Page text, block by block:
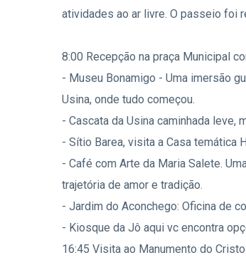
atividades ao ar livre. O passeio foi
8:00 Recepção na praça Municipal
- Museu Bonamigo - Uma imersão
Usina, onde tudo começou.
- Cascata da Usina caminhada leve,
- Sítio Barea, visita a Casa temática
- Café com Arte da Maria Salete.
trajetória de amor e tradição.
- Jardim do Aconchego: Oficina de
- Kiosque da Jô aqui vc encontra
16:45 Visita ao Manumento do